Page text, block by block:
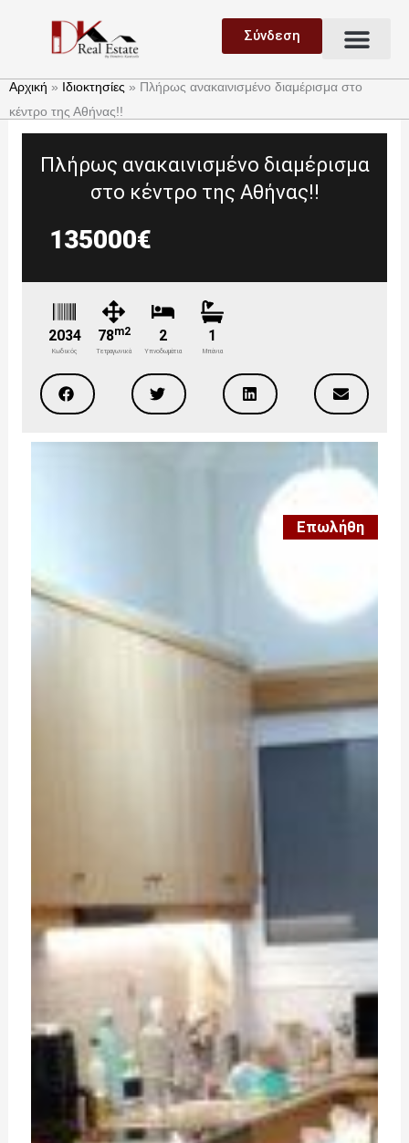
Σύνδεση
Αρχική » Ιδιοκτησίες » Πλήρως ανακαινισμένο διαμέρισμα στο
κέντρο της Αθήνας!!
Πλήρως ανακαινισμένο διαμέρισμα
στο κέντρο της Αθήνας!!
135000€
2034
Κωδικός
78m2
Τετραγωνικά
2
Υπνοδωμάτια
1
Μπάνια
Επωλήθη